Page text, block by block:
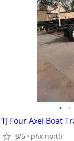
• •
TJ Four Axel Boat
8/6 phx north